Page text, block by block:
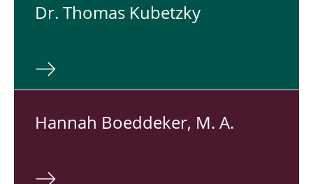
Dr. Thomas Ku­betz­ky
Hannah Bo­ed­de­ker, M. A.